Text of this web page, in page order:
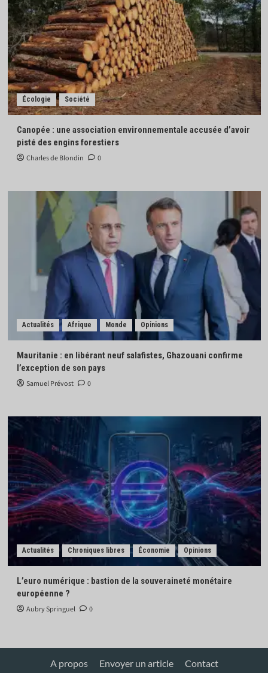
Écologie Société
Canopée : une association environnementale accusée d’avoir
pisté des engins forestiers
Charles de Blondin 0
Actualités Afrique Monde Opinions
Mauritanie : en libérant neuf salafistes, Ghazouani confirme
l’exception de son pays
Samuel Prévost 0
Actualités Chroniques libres Économie Opinions
L’euro numérique : bastion de la souveraineté monétaire
européenne ?
Aubry Springuel 0
A propos Envoyer un article Contact